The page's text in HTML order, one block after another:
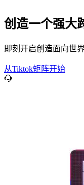
创造一个强大
即刻开启创造面向世
从Tiktok矩阵开始